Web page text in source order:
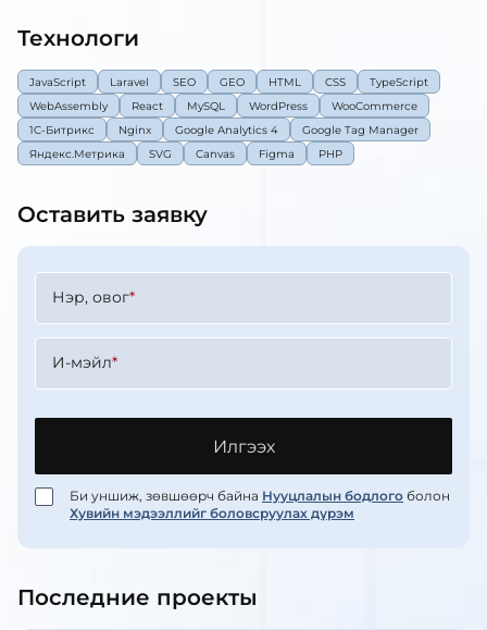
Технологи
JavaScript Laravel SEO GEO HTML CSS
TypeScript
WebAssembly
React MySQL WordPress
WooCommerce
1C-Битрикс
Nginx Google Analytics 4
Google Tag Manager
Яндекс.Метрика
SVG Canvas Figma PHP
Оставить заявку
Нэр, овог*
И-мэйл*
Илгээх
Би уншиж, зөвшөөрч байна Нууцлалын бодлого болон
Хувийн мэдээллийг боловсруулах дүрэм
Последние проекты